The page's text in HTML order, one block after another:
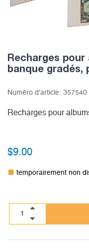
Recharges
banque gradés,
Numéro d'article: 357540
Recharges pour
$9.00
temporairement non